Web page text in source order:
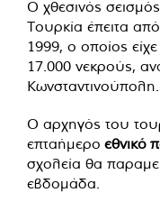
Ο χθεσινός σεισμός
Τουρκία έπειτα
1999, ο οποίος
17.000 νεκρούς,
Κωνσταντινούπολη.
Ο αρχηγός του
επταήμερο εθνικό
σχολεία θα
εβδομάδα.